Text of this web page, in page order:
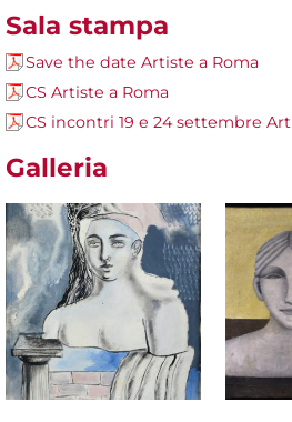
Sala stampa
Save the date Artiste a Roma
CS Artiste a Roma
CS incontri 19 e 24 settembre
Galleria